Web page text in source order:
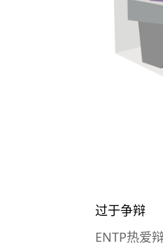
过于争辩
ENTP热爱